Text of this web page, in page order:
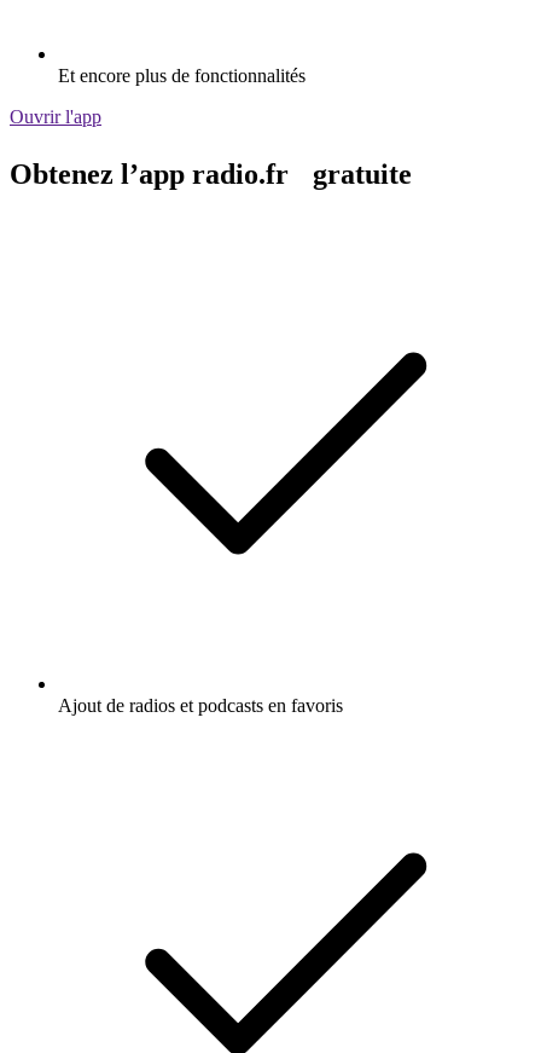
Et encore plus de fonctionnalités
Ouvrir l'app
Obtenez l’app radio.fr gratuite
Ajout de radios et podcasts en favoris